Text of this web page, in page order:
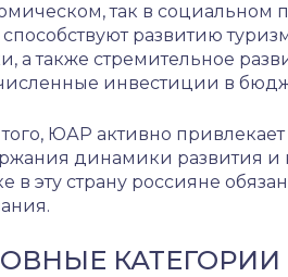
так в социальном
развитию
а также стремительное
инвестиции в
ЮАР активно
динамики развития и
в эту страну россияне